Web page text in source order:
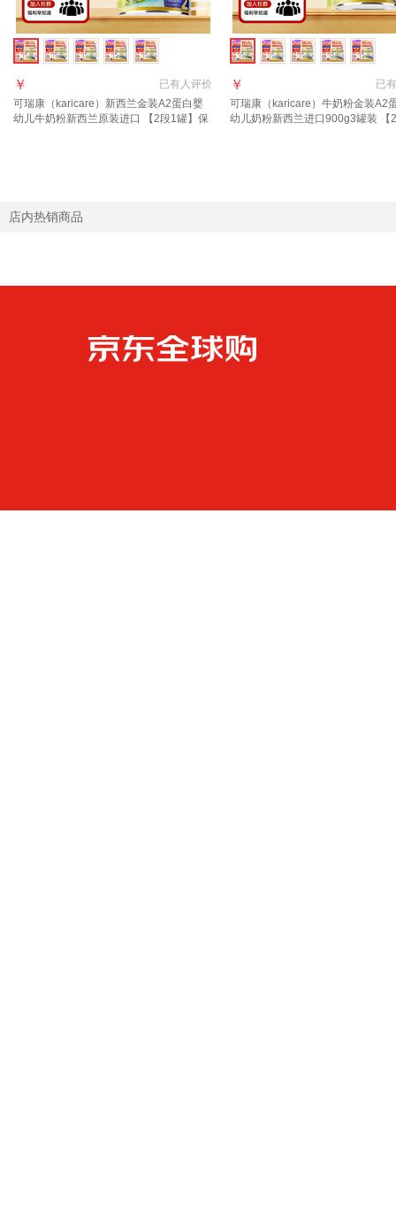
已有人评价
￥
可瑞康（karicare）新西兰金装A2蛋白婴
幼儿牛奶粉新西兰原装进口 【2段1罐】保
已有
￥
可瑞康（karicare）牛奶粉金装A2
幼儿奶粉新西兰进口900g3罐装 【
店内热销商品